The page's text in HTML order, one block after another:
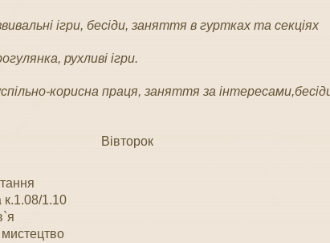
ігри, бесіди, заняття в гуртках та секціях
рухливі ігри.
корисна праця, заняття за
Вівторок
к.1.08/1.10